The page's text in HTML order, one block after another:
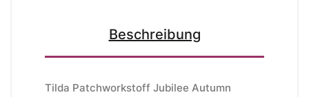
Beschreibung
Tilda Patchworkstoff Jubilee Autumn